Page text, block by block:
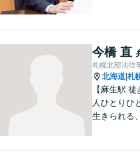
気軽にお問
今橋 直
札幌北部法律
北海道 札
【麻生駅
人ひとりひ
生きられる